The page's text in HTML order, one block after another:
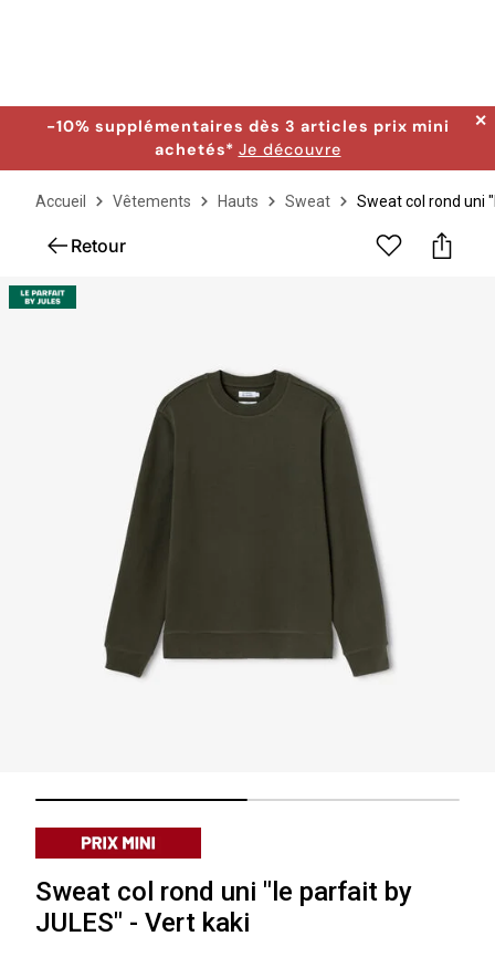
-10% supplémentaires dès 3 articles prix mini
achetés* Je découvre
✕
Accueil Vêtements Hauts Sweat Sweat col rond uni
Retour
Sweat col rond uni "le parfait by
JULES" - Vert kaki